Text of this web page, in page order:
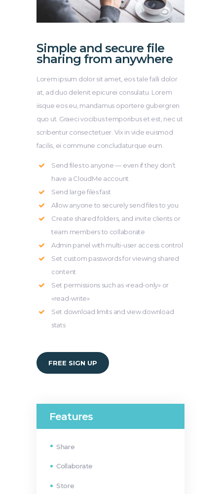
Simple and secure file
sharing from anywhere
Lorem ipsum dolor sit amet, eos tale falli dolor
at, ad duo delenit epicurei consulatu. Lorem
iisque eos eu, mandamus oportere gubergren
quo ut. Graeci vocibus temporibus et est, nec ut
scribentur consectetuer. Vix in vide euismod
facilis, ei commune concludaturque eum.
Send files to anyone — even if they don’t
have a CloudMe account
Send large files fast
Allow anyone to securely send files to you
Create shared folders, and invite clients or
team members to collaborate
Admin panel with multi-user access control
Set custom passwords for viewing shared
content
Set permissions such as «read-only» or
«read-write»
Set download limits and view download
stats
FREE SIGN UP
Features
Share
Collaborate
Store